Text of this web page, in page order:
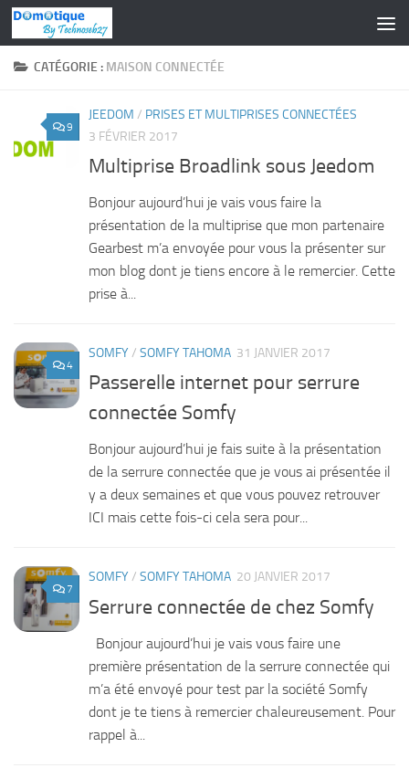
Skip to content
CATÉGORIE : MAISON CONNECTÉE
9
JEEDOM / PRISES ET MULTIPRISES CONNECTÉES
3 FÉVRIER 2017
Multiprise Broadlink sous Jeedom
Bonjour aujourd’hui je vais vous faire la
présentation de la multiprise que mon partenaire
Gearbest m’a envoyée pour vous la présenter sur
mon blog dont je tiens encore à le remercier. Cette
prise à...
4
SOMFY/ SOMFY TAHOMA 31 JANVIER 2017
Passerelle internet pour serrure
connectée Somfy
Bonjour aujourd’hui je fais suite à la présentation
de la serrure connectée que je vous ai présentée il
y a deux semaines et que vous pouvez retrouver
ICI mais cette fois-ci cela sera pour...
7
SOMFY/ SOMFY TAHOMA 20 JANVIER 2017
Serrure connectée de chez Somfy
Bonjour aujourd’hui je vais vous faire une
première présentation de la serrure connectée qui
m’a été envoyé pour test par la société Somfy
dont je te tiens à remercier chaleureusement. Pour
rappel à...